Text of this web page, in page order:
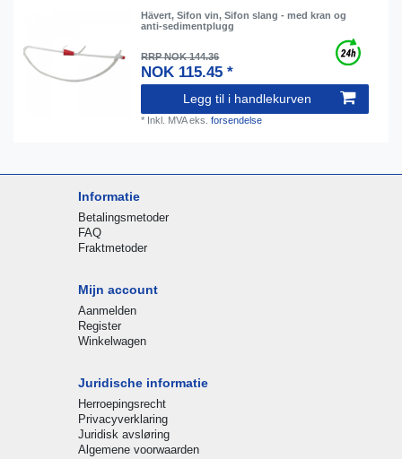
Hävert, Sifon vin, Sifon slang - med kran og
anti-sedimentplugg
RRP NOK 144.36
NOK 115.45 *
Legg til i handlekurven
* Inkl. MVAeks.forsendelse
Informatie
Betalingsmetoder
FAQ
Fraktmetoder
Mijn account
Aanmelden
Register
Winkelwagen
Juridische informatie
Herroepingsrecht
Privacyverklaring
Juridisk avsløring
Algemene voorwaarden